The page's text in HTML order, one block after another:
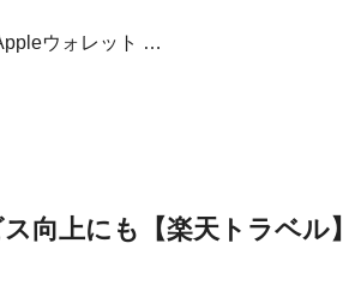
ウォレット …
向上にも【楽天トラベル】